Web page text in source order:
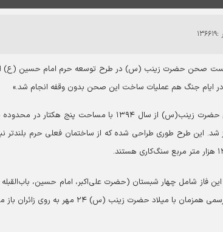
:۱۳۶۶۱۹
صحن حضرت زینب (س) در طرح توسعه حرم امام حسین (ع)
ایام جنگ هم عملیات ساخت این صحن بدون وقفه انجام شد.»
احداث صحن حضرت زینب(س) از سال ۱۳۹۴ با
با میلاد حضرت زینب (س) ۲۴ مهر به روی زائران باز می‌شود.